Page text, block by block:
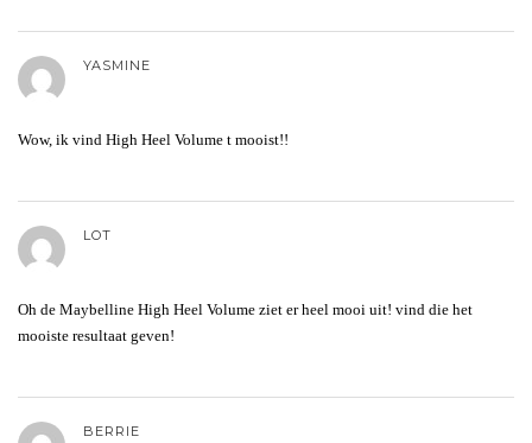
YASMINE
Wow, ik vind High Heel Volume t mooist!!
LOT
Oh de Maybelline High Heel Volume ziet er heel mooi uit! vind die het
mooiste resultaat geven!
BERRIE